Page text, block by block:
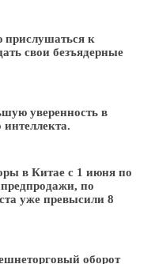
прислушаться к
свои безъядерные
уверенность в
в Китае с 1 июня по
по
уже превысили 8
оборот